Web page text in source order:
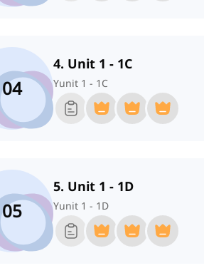
04
4. Unit 1 - 1C
Yunit 1 - 1C
05
5. Unit 1 - 1D
Yunit 1 - 1D